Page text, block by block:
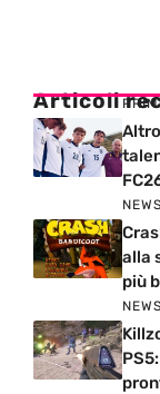
Articoli
NEWS
alla
più
NEWS